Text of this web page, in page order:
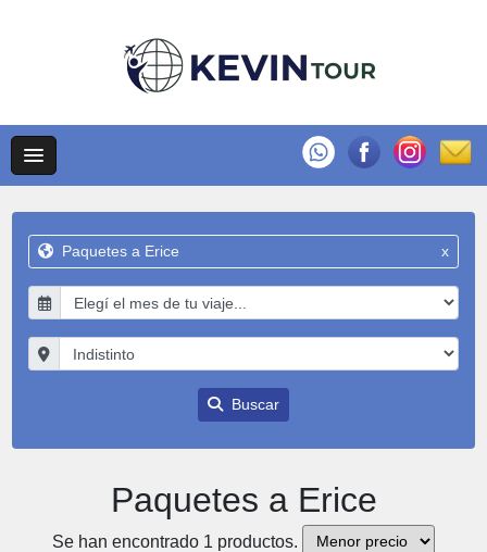
Paquetes a Erice x
Buscar
Paquetes a Erice
Se han encontrado 1 productos.